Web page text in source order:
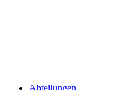
Abteilungen